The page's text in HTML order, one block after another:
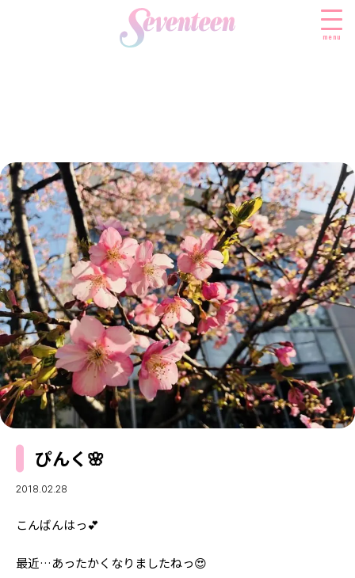
menu
FASHION
ファッションニュース
モデル私服
着回し
着痩せ
BEAUTY
ビューティニュース
トレンドメイク
ベストコスメ
ヘアアレンジ・ヘアケア
スキンケア
ボディケア
SCHOOL
スクールニュース
制服コーデ
学校ヘアメイク
勉強・受験・進路
ENTERTAINMENT
エンタメニュース
なにわ男子
K-POP
LIFESTYLE
ライフスタイルニュース
JKランキング・アワード
モデルの購入品
おでかけ
お悩み相談
JK TREND
JKトレンドニュース
MODELS
MODEL'S BLOG
TikTok
Instagram
YouTube
FORTUNE
MISS SEVENTEEN
ぴんく🌸
2018.02.28
こんばんはっ💕
最近…あったかくなりましたねっ😍